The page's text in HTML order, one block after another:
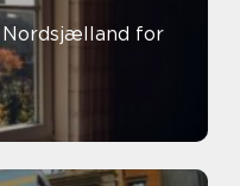
Nordsjælland for